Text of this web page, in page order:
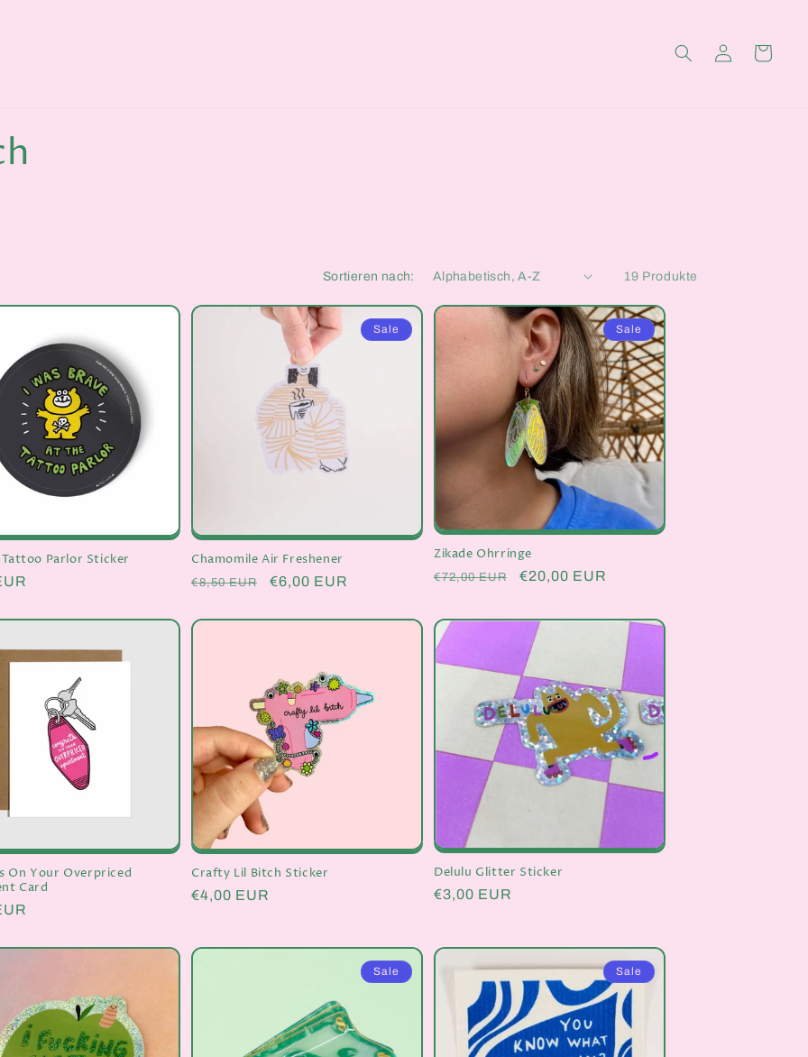
EinloggenWarenkorb
Sortieren nach: 19 Produkte
Tattoo Parlor Sticker
Sale
Chamomile Air Freshener
Normaler
€8,50 EUR Verkaufspreis
€6,00 EUR
Sale
Zikade Ohrringe
Normaler
€72,00 EUR Verkaufspreis
€20,00 EUR
On Your Overpriced
Card
Crafty Lil Bitch Sticker
Normaler
€4,00 EUR
Delulu Glitter Sticker
Normaler
€3,00 EUR
Sale Sale